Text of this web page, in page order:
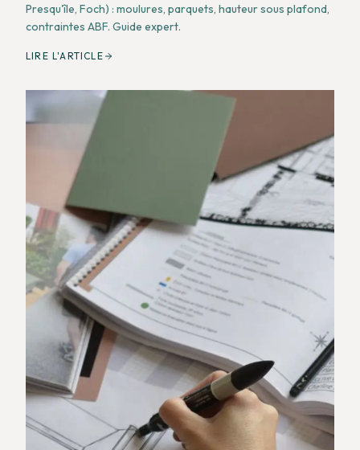
Presqu'île, Foch) : moulures, parquets, hauteur sous plafond,
contraintes ABF. Guide expert.
LIRE L'ARTICLE